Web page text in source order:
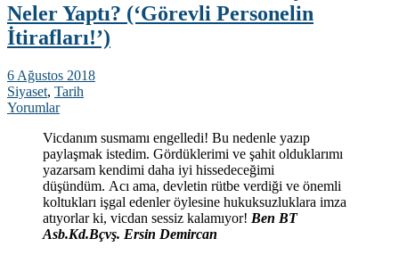
Neler Yaptı? (‘Görevli Personelin
İtirafları!’)
6 Ağustos 2018
Siyaset, Tarih
Yorumlar
Vicdanım susmamı engelledi! Bu nedenle yazıp
paylaşmak istedim. Gördüklerimi ve şahit olduklarımı
yazarsam kendimi daha iyi hissedeceğimi
düşündüm. Acı ama, devletin rütbe verdiği ve önemli
koltukları işgal edenler öylesine hukuksuzluklara imza
atıyorlar ki, vicdan sessiz kalamıyor! Ben BT
Asb.Kd.Bçvş. Ersin Demircan